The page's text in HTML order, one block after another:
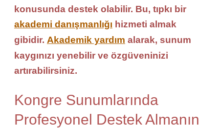
konusunda destek olabilir. Bu, tıpkı bir
akademi danışmanlığı hizmeti almak
gibidir. Akademik yardım alarak, sunum
kaygınızı yenebilir ve özgüveninizi
artırabilirsiniz.
Kongre Sunumlarında
Profesyonel Destek Almanın